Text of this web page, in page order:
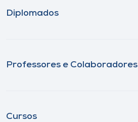
Diplomados
Professores e Colaboradores
Cursos